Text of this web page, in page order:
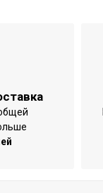
блока (ВхШхГ)
блока (ВхШхГ)